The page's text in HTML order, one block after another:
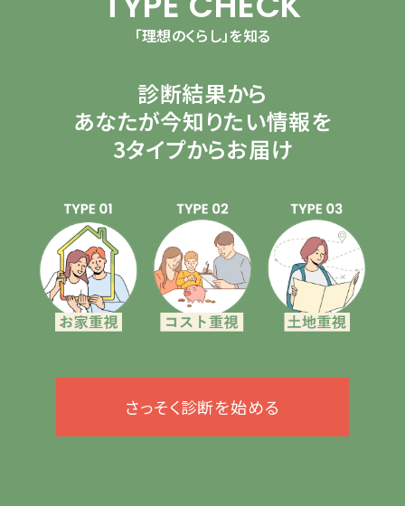
「理想のくらし」を知る
診断結果から
あなたが今知りたい情報を
3タイプからお届け
さっそく診断を始める